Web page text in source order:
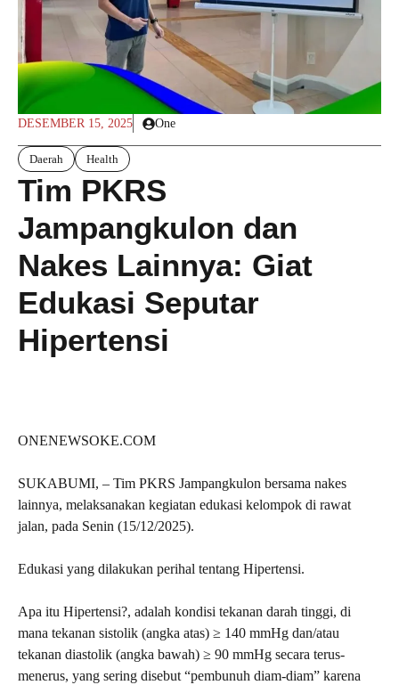
DESEMBER 15, 2025 One
Daerah Health
Tim PKRS
Jampangkulon dan
Nakes Lainnya: Giat
Edukasi Seputar
Hipertensi
ONENEWSOKE.COM
SUKABUMI, – Tim PKRS Jampangkulon bersama nakes
lainnya, melaksanakan kegiatan edukasi kelompok di rawat
jalan, pada Senin (15/12/2025).
Edukasi yang dilakukan perihal tentang Hipertensi.
Apa itu Hipertensi?, adalah kondisi tekanan darah tinggi, di
mana tekanan sistolik (angka atas) ≥ 140 mmHg dan/atau
tekanan diastolik (angka bawah) ≥ 90 mmHg secara terus-
menerus, yang sering disebut “pembunuh diam-diam” karena